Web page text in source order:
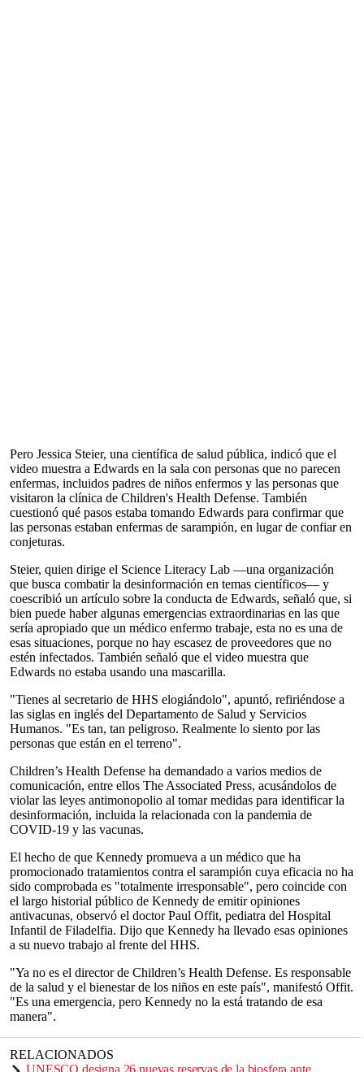
Pero Jessica Steier, una científica de salud pública, indicó que el
video muestra a Edwards en la sala con personas que no parecen
enfermas, incluidos padres de niños enfermos y las personas que
visitaron la clínica de Children's Health Defense. También
cuestionó qué pasos estaba tomando Edwards para confirmar que
las personas estaban enfermas de sarampión, en lugar de confiar en
conjeturas.
Steier, quien dirige el Science Literacy Lab —una organización
que busca combatir la desinformación en temas científicos— y
coescribió un artículo sobre la conducta de Edwards, señaló que, si
bien puede haber algunas emergencias extraordinarias en las que
sería apropiado que un médico enfermo trabaje, esta no es una de
esas situaciones, porque no hay escasez de proveedores que no
estén infectados. También señaló que el video muestra que
Edwards no estaba usando una mascarilla.
"Tienes al secretario de HHS elogiándolo", apuntó, refiriéndose a
las siglas en inglés del Departamento de Salud y Servicios
Humanos. "Es tan, tan peligroso. Realmente lo siento por las
personas que están en el terreno".
Children’s Health Defense ha demandado a varios medios de
comunicación, entre ellos The Associated Press, acusándolos de
violar las leyes antimonopolio al tomar medidas para identificar la
desinformación, incluida la relacionada con la pandemia de
COVID-19 y las vacunas.
El hecho de que Kennedy promueva a un médico que ha
promocionado tratamientos contra el sarampión cuya eficacia no ha
sido comprobada es "totalmente irresponsable", pero coincide con
el largo historial público de Kennedy de emitir opiniones
antivacunas, observó el doctor Paul Offit, pediatra del Hospital
Infantil de Filadelfia. Dijo que Kennedy ha llevado esas opiniones
a su nuevo trabajo al frente del HHS.
"Ya no es el director de Children’s Health Defense. Es responsable
de la salud y el bienestar de los niños en este país", manifestó Offit.
"Es una emergencia, pero Kennedy no la está tratando de esa
manera".
RELACIONADOS
UNESCO designa 26 nuevas reservas de la biosfera ante